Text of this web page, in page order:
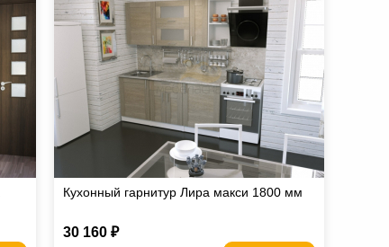
Кухонный гарнитур Лира макси 1800 мм
30 160 ₽